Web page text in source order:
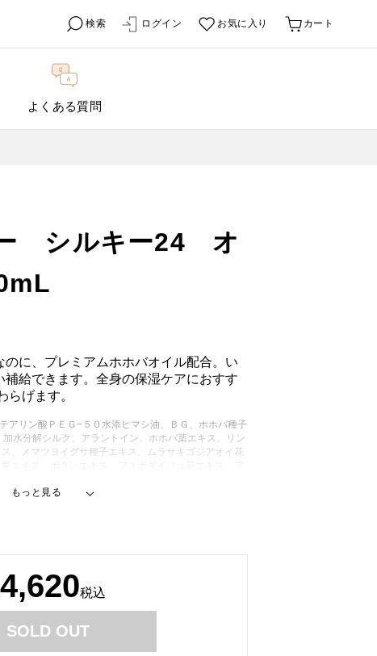
検索 ログイン お気に入り カート
よくある質問
シルキー24 オ
に、プレミアムホホバオイル配合。い
給できます。全身の保湿ケアにおすす
らげます。
アリン酸ＰＥＧ−５０水添ヒマシ油、ＢＧ、ホホバ種子
水分解シルク、アラントイン、ホホバ葉エキス、リン
、メマツヨイグサ種子エキス、ムラサキゴジアオイ花
コルビル、ビサボロール、Ｐ ＣＡ−Ｎａ、ダイズ油、
、キサンタンガム、フェノキシエタノール
4,620税込
SOLD OUT